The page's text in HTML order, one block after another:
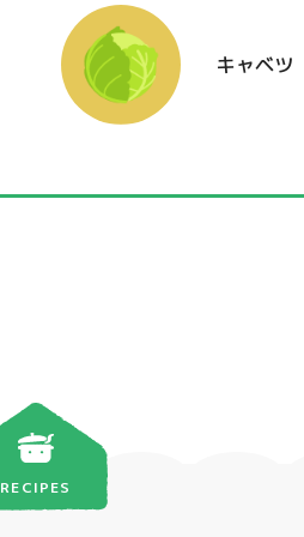
キャベツ
RECIPES